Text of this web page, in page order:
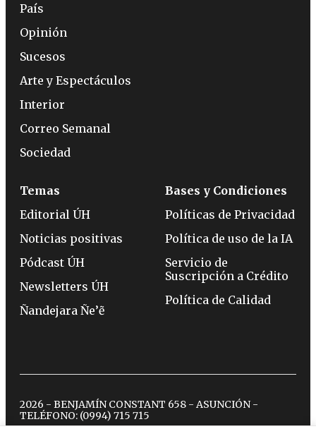
País
Opinión
Sucesos
Arte y Espectáculos
Interior
Correo Semanal
Sociedad
Temas
Editorial ÚH
Noticias positivas
Pódcast ÚH
Newsletters ÚH
Ñandejara Ñe’ẽ
Bases y Condiciones
Políticas de Privacidad
Política de uso de la IA
Servicio de
Suscripción a Crédito
Política de Calidad
2026 - BENJAMÍN CONSTANT 658 - ASUNCIÓN -
TELÉFONO: (0994) 715 715